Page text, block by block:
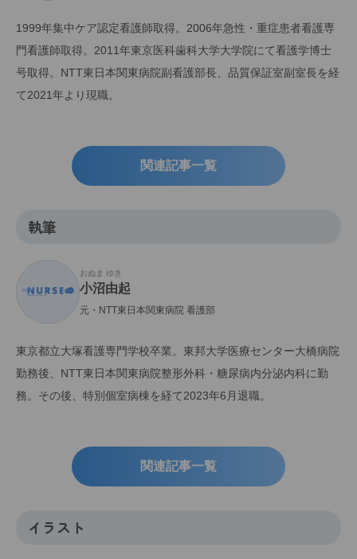
1999年集中ケア認定看護師取得。2006年急性・重症患者看護専
門看護師取得。2011年東京医科歯科大学大学院にて看護学博士
号取得。NTT東日本関東病院副看護部長、品質保証室副室長を経
て2021年より現職。
関連記事一覧
執筆
おぬま ゆき
小沼由起
元・NTT東日本関東病院 看護部
東京都立大塚看護専門学校卒業。東邦大学医療センター大橋病院
勤務後、NTT東日本関東病院整形外科・糖尿病内分泌内科に勤
務。その後、特別個室病棟を経て2023年6月退職。
関連記事一覧
イラスト